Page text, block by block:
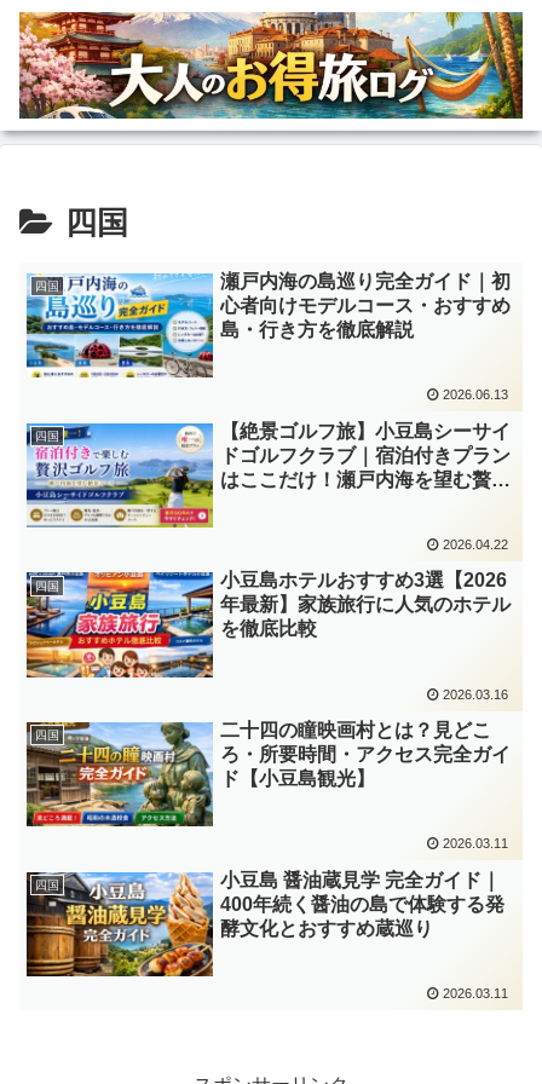
四国
四国
瀬戸内海の島巡り完全ガイド｜初
心者向けモデルコース・おすすめ
島・行き方を徹底解説
2026.06.13
四国
【絶景ゴルフ旅】小豆島シーサイ
ドゴルフクラブ｜宿泊付きプラン
はここだけ！瀬戸内海を望む贅沢
2026.04.22
四国
小豆島ホテルおすすめ3選【2026
年最新】家族旅行に人気のホテル
を徹底比較
2026.03.16
四国
二十四の瞳映画村とは？見どこ
ろ・所要時間・アクセス完全ガイ
ド【小豆島観光】
2026.03.11
四国
小豆島 醤油蔵見学 完全ガイド｜
400年続く醤油の島で体験する発
酵文化とおすすめ蔵巡り
2026.03.11